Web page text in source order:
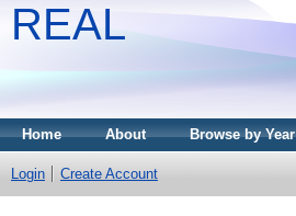
REAL
Home About Browse by Year
Login Create Account